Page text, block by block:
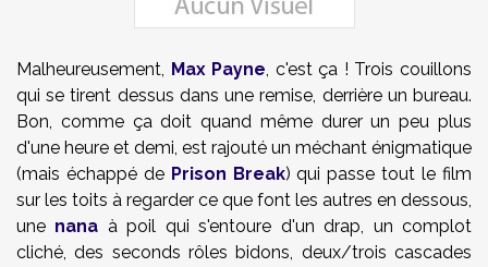
Malheureusement, Max Payne, c'est ça ! Trois couillons
qui se tirent dessus dans une remise, derrière un bureau.
Bon, comme ça doit quand même durer un peu plus
d'une heure et demi, est rajouté un méchant énigmatique
(mais échappé de Prison Break) qui passe tout le film
sur les toits à regarder ce que font les autres en dessous,
une nana à poil qui s'entoure d'un drap, un complot
cliché, des seconds rôles bidons, deux/trois cascades